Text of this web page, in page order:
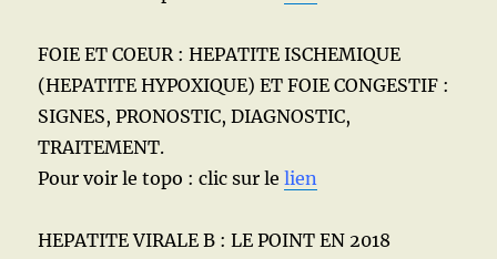
FOIE ET COEUR : HEPATITE ISCHEMIQUE
(HEPATITE HYPOXIQUE) ET FOIE CONGESTIF :
SIGNES, PRONOSTIC, DIAGNOSTIC,
TRAITEMENT.
Pour voir le topo : clic sur lelien
HEPATITE VIRALE B : LE POINT EN 2018